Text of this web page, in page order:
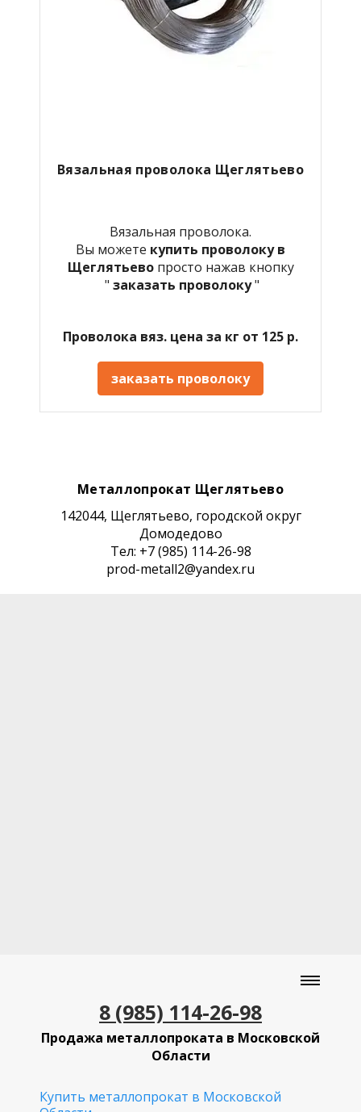
Вязальная проволока Щеглятьево
Вязальная проволока.
Вы можете купить проволоку в
Щеглятьево просто нажав кнопку
" заказать проволоку"
Проволока вяз. цена за кг от 125 р.
заказать проволоку
Металлопрокат Щеглятьево
142044, Щеглятьево, городской округ
Домодедово
Тел: +7 (985) 114-26-98
prod-metall2@yandex.ru
8 (985) 114-26-98
Продажа металлопроката в Московской
Области
Купить металлопрокат в Московской